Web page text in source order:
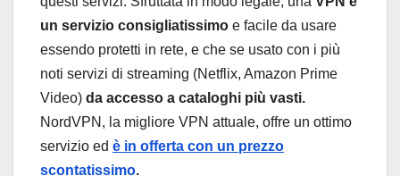
un servizio consigliatissimo e facile da usare
essendo protetti in rete, e che se usato con i più
noti servizi di streaming (Netflix, Amazon Prime
Video) da accesso a cataloghi più vasti.
NordVPN, la migliore VPN attuale, offre un ottimo
servizio ed è in offerta con un prezzo
scontatissimo.